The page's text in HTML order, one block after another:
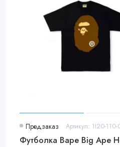
Предзаказ Артикул: 1I20-
Футболка Bape Big Ape